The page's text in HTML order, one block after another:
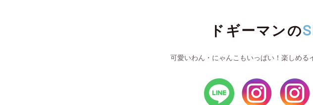
ドギーマンの
可愛いわん・にゃんこもいっぱい！楽しめる